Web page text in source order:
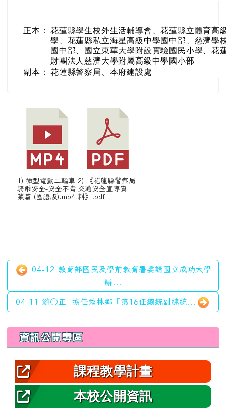
正本：
花蓮縣學生校外生活輔導會、花蓮縣立體育高
學、花蓮縣私立海星高級中學國中部、慈濟學
國中部、國立東華大學附設實驗國民小學、花
財團法人慈濟大學附屬高級中學國小部
副本：
花蓮縣警察局、本府建設處
1) 微型電動二輪車
騎乘安全-安全不青
菜篇 (國語版).mp4
2) 《花蓮縣警察局
交通安全宣導資
料》.pdf
04-12 教育部國民及學前教育署委請國立成功大學
辦...
04-11 游○正 擔任秀林鄉『第16任總統副總統...
左邊區域內容
資訊公開專區
課程教學計畫
本校公開資訊